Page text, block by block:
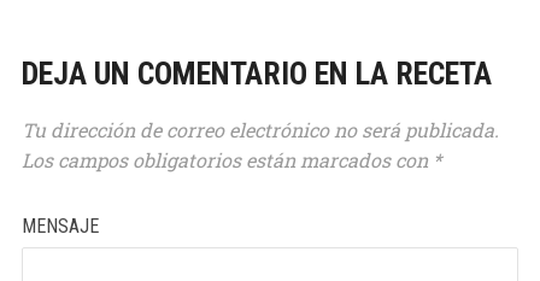
DEJA UN COMENTARIO EN LA RECETA
Tu dirección de correo electrónico no será publicada.
Los campos obligatorios están marcados con *
MENSAJE